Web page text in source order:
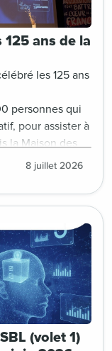
125 ans de la
les 125 ans
personnes qui
pour assister à
la Maison des
8 juillet 2026
(volet 1)